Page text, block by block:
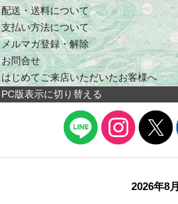
配送・送料について
支払い方法について
メルマガ登録・解除
お問合せ
はじめてご来店いただいたお客様へ
PC版表示に切り替える
2026年8月